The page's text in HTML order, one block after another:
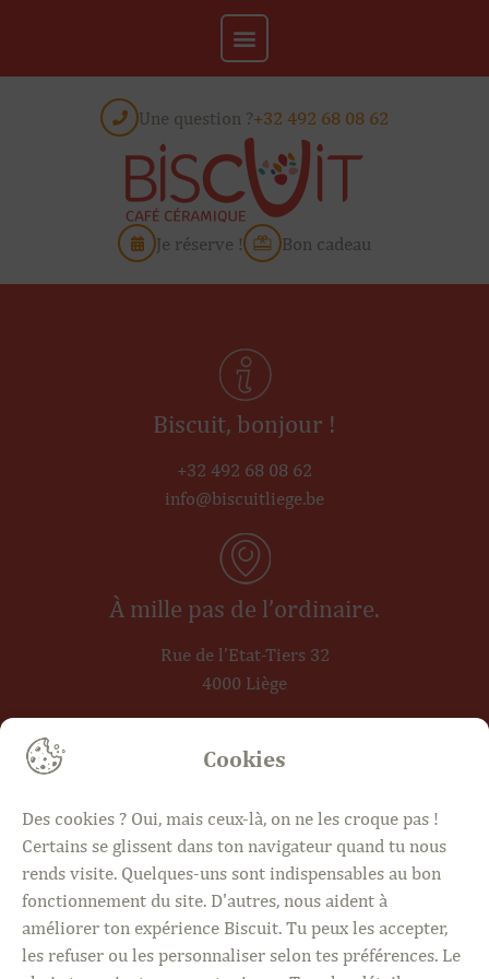
Cookies
Des cookies ? Oui, mais ceux-là, on ne les croque pas !
Certains se glissent dans ton navigateur quand tu nous
rends visite. Quelques-uns sont indispensables au bon
fonctionnement du site. D'autres, nous aident à
améliorer ton expérience Biscuit. Tu peux les accepter,
les refuser ou les personnaliser selon tes préférences. Le
Une question ?+32 492 68 08 62
Je réserve ! Bon cadeau
Biscuit, bonjour !
+32 492 68 08 62
info@biscuitliege.be
À mille pas de l’ordinaire.
Rue de l’Etat-Tiers 32
4000 Liège
Mer · Sam · Dim 10h – 18h30
Jeudi 18h30 – 21h